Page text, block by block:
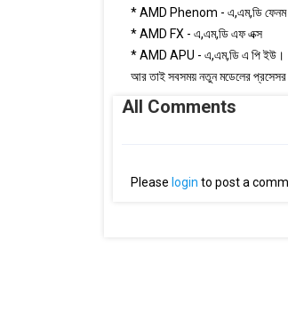
* AMD Phenom - এ,এম,ডি ফেনম
* AMD FX - এ,এম,ডি এফ এক্স
* AMD APU - এ,এম,ডি এ পি ইউ।
আর তাই সবসময় নতুন মডেলের প্রসেসর
All Comments
Please login to post a